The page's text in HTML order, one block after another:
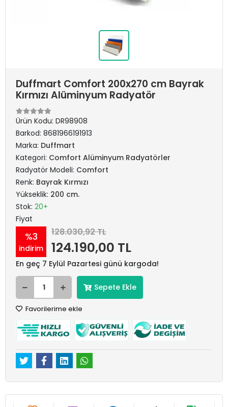
Duffmart Comfort 200x270 cm Bayrak
Kırmızı Alüminyum Radyatör
Ürün Kodu: DR98908
Barkod: 8681966191913
Marka: Duffmart
Kategori: Comfort Alüminyum Radyatörler
Radyatör Modeli: Comfort
Renk: Bayrak Kırmızı
Yükseklik: 200 cm.
Stok: 20+
Fiyat
%3
indirim
128.030,92 TL
124.190,00 TL
En geç 7 Eylül Pazartesi günü kargoda!
Sepete Ekle
Favorilerime ekle